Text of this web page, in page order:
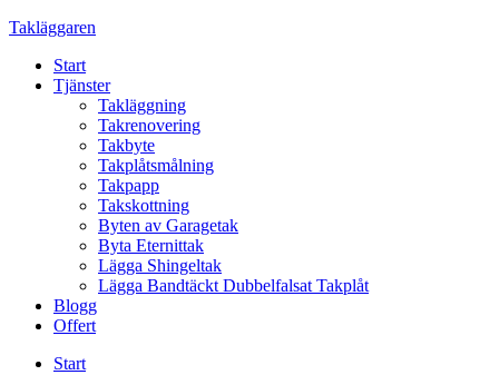
Skip
content
Takläggaren
Start
Tjänster
Takläggning
Takrenovering
Takbyte
Takplåtsmålning
Takpapp
Takskottning
Byten av Garagetak
Byta Eternittak
Lägga Shingeltak
Lägga Bandtäckt Dubbelfalsat Takplåt
Blogg
Offert
Start